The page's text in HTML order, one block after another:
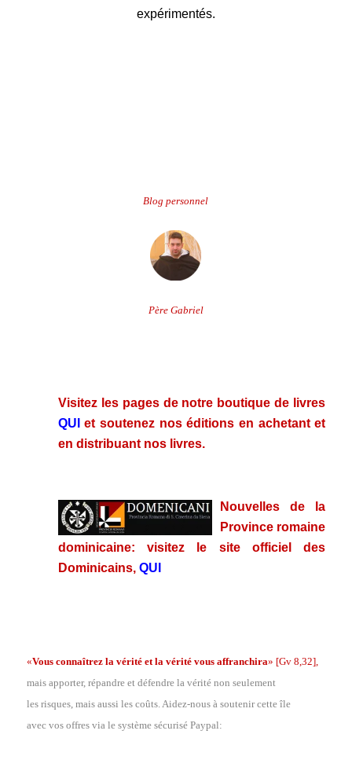
expérimentés.
Blog personnel
Père Gabriel
Visitez les pages de notre boutique de livres
QUI et soutenez nos éditions en achetant et
en distribuant nos livres.
Nouvelles de la
Province romaine
dominicaine: visitez le site officiel des
Dominicains, QUI
«Vous connaîtrez la vérité et la vérité vous affranchira» [Gv 8,32],
mais apporter, répandre et défendre la vérité non seulement
les risques, mais aussi les coûts. Aidez-nous à soutenir cette île
avec vos offres via le système sécurisé Paypal: